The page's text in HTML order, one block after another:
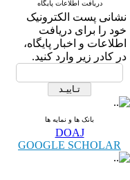
دریافت اطلاعات پایگاه
نشانی پست الکترونیک
خود را برای دریافت
اطلاعات و اخبار پایگاه،
در کادر زیر وارد کنید.
بانک ها و نمایه ها
DOAJ
GOOGLE SCHOLAR